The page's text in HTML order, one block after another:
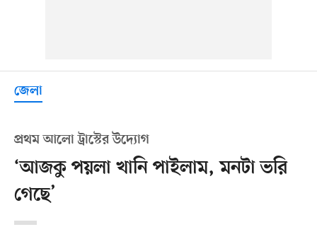
জেলা
প্রথম আলো ট্রাস্টের উদ্যোগ
‘আজকু পয়লা খানি পাইলাম, মনটা ভরি
গেছে’